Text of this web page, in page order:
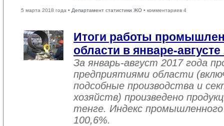
5 марта 2018 года • Департамент статистики ЖО • комментариев 4
Итоги работы
области в январе-августе
За январь-август 2017 года
предприятиями области
подсобные производства и
хозяйств) произведено
тенге. Индекс
100,6%.